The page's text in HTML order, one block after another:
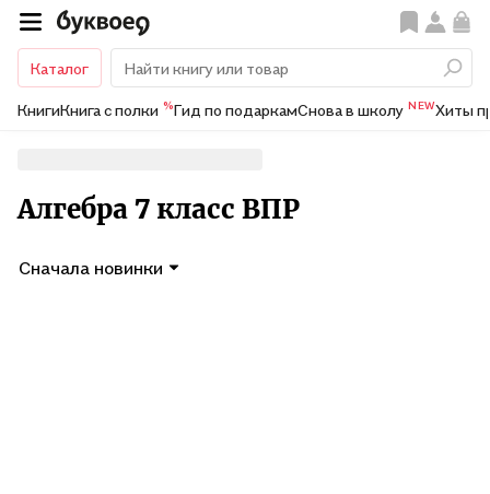
Каталог
КнигиКнига с полки %Гид по подаркамСнова в школу NEWХиты
Алгебра 7 класс ВПР
Сначала новинки